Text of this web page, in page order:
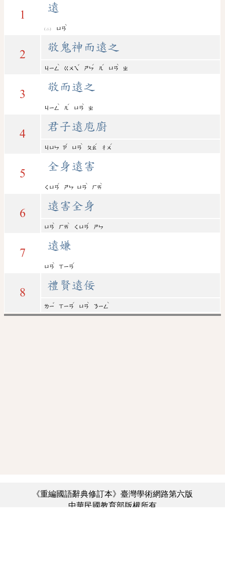
1
遠
ㄩㄢ
ˋ
2
敬鬼神而遠之
ㄐㄧㄥ
ˋ
ㄍㄨㄟ
ˇ
ㄕㄣ
ˊ
ㄦ
ˊ
ㄩㄢ
ˋ
ㄓ
3
敬而遠之
ㄐㄧㄥ
ˋ
ㄦ
ˊ
ㄩㄢ
ˋ
ㄓ
4
君子遠庖廚
ㄐㄩㄣ ㄗ
ˇ
ㄩㄢ
ˋ
ㄆㄠ
ˊ
ㄔㄨ
ˊ
5
全身遠害
ㄑㄩㄢ
ˊ
ㄕㄣ ㄩㄢ
ˋ
ㄏㄞ
ˋ
6
遠害全身
ㄩㄢ
ˋ
ㄏㄞ
ˋ
ㄑㄩㄢ
ˊ
ㄕㄣ
7
遠嫌
ㄩㄢ
ˋ
ㄒㄧㄢ
ˊ
8
禮賢遠佞
ㄌㄧ
ˇ
ㄒㄧㄢ
ˊ
ㄩㄢ
ˋ
ㄋㄧㄥ
ˋ
《重編國語辭典修訂本》臺灣學術網路第六版
中華民國教育部版權所有